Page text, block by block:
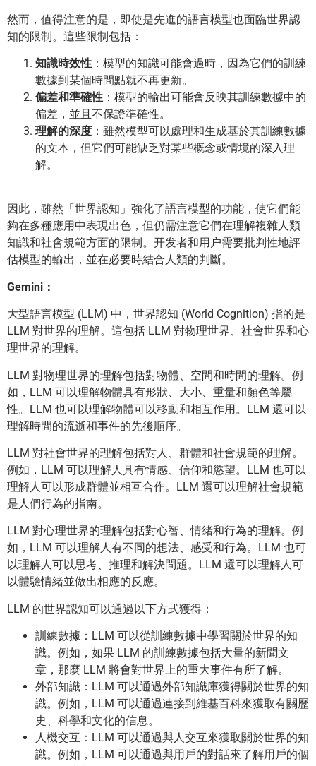
然而，值得注意的是，即使是先進的語言模型也面臨世界認
知的限制。這些限制包括：
知識時效性 ：模型的知識可能會過時，因為它們的訓練
數據到某個時間點就不再更新。
偏差和準確性 ：模型的輸出可能會反映其訓練數據中的
偏差，並且不保證準確性。
理解的深度 ：雖然模型可以處理和生成基於其訓練數據
的文本，但它們可能缺乏對某些概念或情境的深入理
解。
因此，雖然「世界認知」強化了語言模型的功能，使它們能
夠在多種應用中表現出色，但仍需注意它們在理解複雜人類
知識和社會規範方面的限制。开发者和用户需要批判性地評
估模型的輸出，並在必要時結合人類的判斷。
Gemini：
大型語言模型 (LLM) 中，世界認知 (World Cognition) 指的是
LLM 對世界的理解。這包括 LLM 對物理世界、社會世界和心
理世界的理解。
LLM 對物理世界的理解包括對物體、空間和時間的理解。例
如，LLM 可以理解物體具有形狀、大小、重量和顏色等屬
性。LLM 也可以理解物體可以移動和相互作用。LLM 還可以
理解時間的流逝和事件的先後順序。
LLM 對社會世界的理解包括對人、群體和社會規範的理解。
例如，LLM 可以理解人具有情感、信仰和慾望。LLM 也可以
理解人可以形成群體並相互合作。LLM 還可以理解社會規範
是人們行為的指南。
LLM 對心理世界的理解包括對心智、情緒和行為的理解。例
如，LLM 可以理解人有不同的想法、感受和行為。LLM 也可
以理解人可以思考、推理和解決問題。LLM 還可以理解人可
以體驗情緒並做出相應的反應。
LLM 的世界認知可以通過以下方式獲得：
訓練數據：LLM 可以從訓練數據中學習關於世界的知
識。例如，如果 LLM 的訓練數據包括大量的新聞文
章，那麼 LLM 將會對世界上的重大事件有所了解。
外部知識：LLM 可以通過外部知識庫獲得關於世界的知
識。例如，LLM 可以通過連接到維基百科來獲取有關歷
史、科學和文化的信息。
人機交互：LLM 可以通過與人交互來獲取關於世界的知
識。例如，LLM 可以通過與用戶的對話來了解用戶的個